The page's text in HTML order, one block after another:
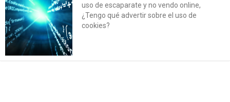
uso de escaparate y no vendo online,
¿Tengo qué advertir sobre el uso de
cookies?